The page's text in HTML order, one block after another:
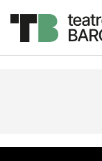
Descripció